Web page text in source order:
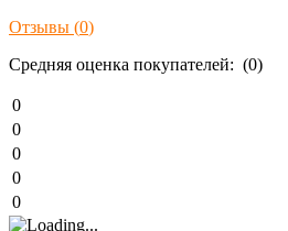
Отзывы (0)
Средняя оценка покупателей: (0)
0
0
0
0
0